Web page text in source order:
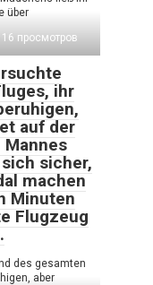
über
16 просмотров
ihr
auf der
sicher,
machen
Minuten
Flugzeug
des gesamten
aber